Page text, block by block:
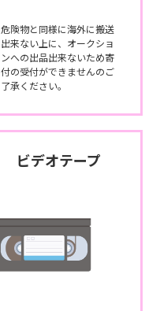
危険物と同様に海外に搬送
出来ない上に、オークショ
ンへの出品出来ないため寄
付の受付ができませんのご
了承ください。
ビデオテープ